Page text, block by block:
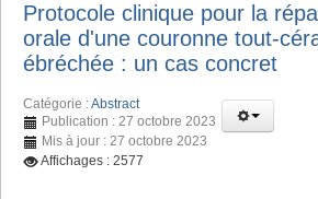
Protocole clinique pour la
orale d'une couronne tout-
ébréchée : un cas concret
Catégorie :Abstract
Publication : 27 octobre 2023
Mis à jour : 27 octobre 2023
Affichages : 2577